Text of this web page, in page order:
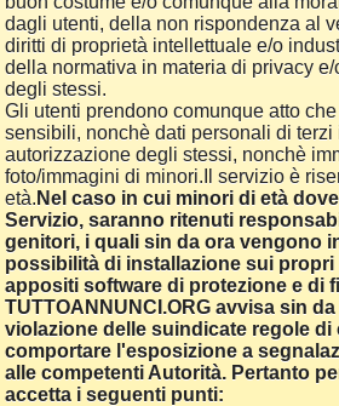
dagli utenti, della non rispondenza al
diritti di proprietà intellettuale e/o
della normativa in materia di privacy
degli stessi.
Gli utenti prendono comunque atto
sensibili, nonchè dati personali di terzi
autorizzazione degli stessi, nonchè
foto/immagini di minori.Il servizio è
età. Nel caso in cui minori di età
Servizio, saranno ritenuti
genitori, i quali sin da ora vengono
possibilità di installazione sui
appositi software di protezione e di
TUTTOANNUNCI.ORG avvisa sin
violazione delle suindicate regole
comportare l'esposizione a
alle competenti Autorità. Pertanto
accetta i seguenti punti: